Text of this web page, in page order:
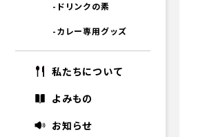
-ドリンクの素
-カレー専用グッズ
私たちについて
よみもの
お知らせ